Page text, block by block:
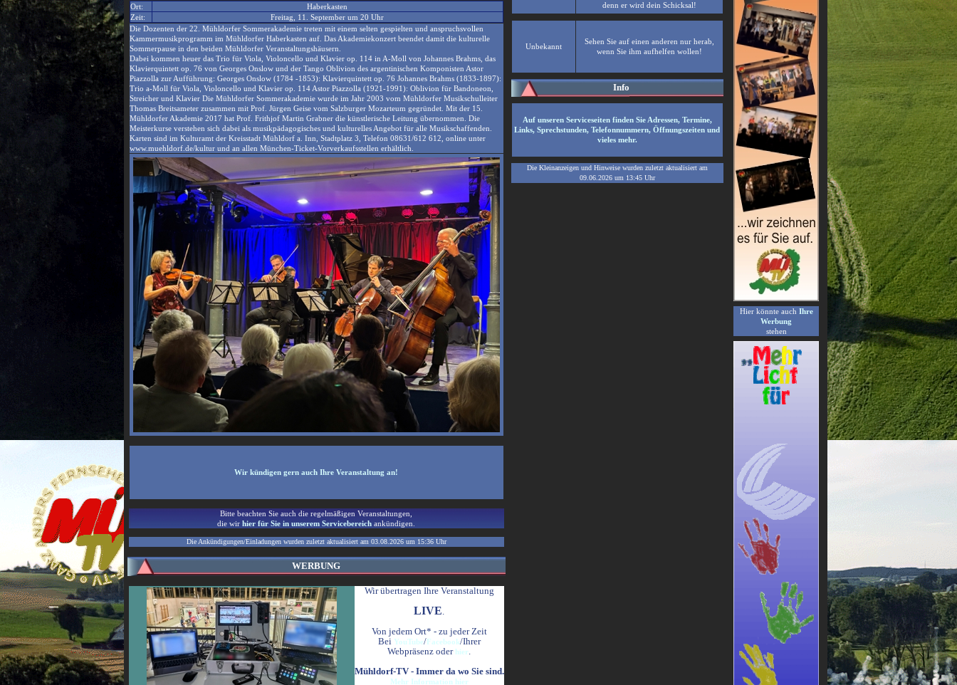
Ort:
Haberkasten
Zeit:
Freitag, 11. September um 20 Uhr
Die Dozenten der 22. Mühldorfer Sommerakademie treten mit einem selten gespielten und anspruchsvollen
Kammermusikprogramm im Mühldorfer Haberkasten auf. Das Akademiekonzert beendet damit die kulturelle
Sommerpause in den beiden Mühldorfer Veranstaltungshäusern.
Dabei kommen heuer das Trio für Viola, Violoncello und Klavier op. 114 in A-Moll von Johannes Brahms, das
Klavierquintett op. 76 von Georges Onslow und der Tango Oblivion des argentinischen Komponisten Astor
Piazzolla zur Aufführung: Georges Onslow (1784 -1853): Klavierquintett op. 76 Johannes Brahms (1833-1897):
Trio a-Moll für Viola, Violoncello und Klavier op. 114 Astor Piazzolla (1921-1991): Oblivion für Bandoneon,
Streicher und Klavier Die Mühldorfer Sommerakademie wurde im Jahr 2003 vom Mühldorfer Musikschulleiter
Thomas Breitsameter zusammen mit Prof. Jürgen Geise vom Salzburger Mozarteum gegründet. Mit der 15.
Mühldorfer Akademie 2017 hat Prof. Frithjof Martin Grabner die künstlerische Leitung übernommen. Die
Meisterkurse verstehen sich dabei als musikpädagogisches und kulturelles Angebot für alle Musikschaffenden.
Karten sind im Kulturamt der Kreisstadt Mühldorf a. Inn, Stadtplatz 3, Telefon 08631/612 612, online unter
www.muehldorf.de/kultur und an allen München-Ticket-Vorverkaufsstellen erhältlich.
Wir kündigen gern auch Ihre Veranstaltung an!
Bitte beachten Sie auch die regelmäßigen Veranstaltungen,
die wir hier für Sie in unserem Servicebereich ankündigen.
Die Ankündigungen/Einladungen wurden zuletzt aktualisiert am 03.08.2026um 15:36Uhr
WERBUNG
Wir übertragen Ihre Veranstaltung
LIVE.
Von jedem Ort* - zu jeder Zeit
Bei YouTube/Facebook/Ihrer
Webpräsenz oder hier.
Mühldorf-TV - Immer da wo Sie sind.
Mehr Information hier
denn er wird dein Schicksal!
Unbekannt
Sehen Sie auf einen anderen nur herab,
wenn Sie ihm aufhelfen wollen!
Info
Auf unseren Serviceseiten finden Sie Adressen, Termine,
Links, Sprechstunden, Telefonnummern, Öffnungszeiten und
vieles mehr.
Die Kleinanzeigen und Hinweise wurden zuletzt aktualisiert am
09.06.2026um 13:45Uhr
Hier könnte auch Ihre
Werbung
stehen